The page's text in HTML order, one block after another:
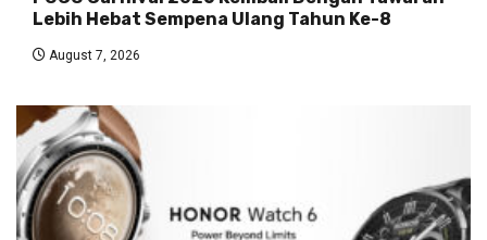
Lebih Hebat Sempena Ulang Tahun Ke-8
August 7, 2026